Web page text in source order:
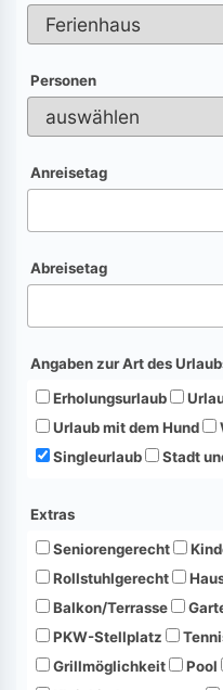
Personen
Anreisetag
Abreisetag
Angaben zur Art des
Erholungsurlaub
Urlaub mit dem Hund
Singleurlaub
Stadt
Extras
Seniorengerecht
Rollstuhlgerecht
Balkon/Terrasse
PKW-Stellplatz
Grillmöglichkeit
Pool